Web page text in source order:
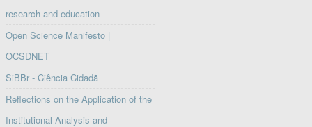
research and education
Open Science Manifesto |
OCSDNET
SiBBr - Ciência Cidadã
Reflections on the Application of the
Institutional Analysis and